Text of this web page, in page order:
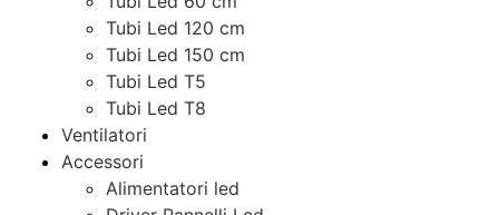
Tubi Led 120 cm
Tubi Led 150 cm
Tubi Led T5
Tubi Led T8
Ventilatori
Accessori
Alimentatori led